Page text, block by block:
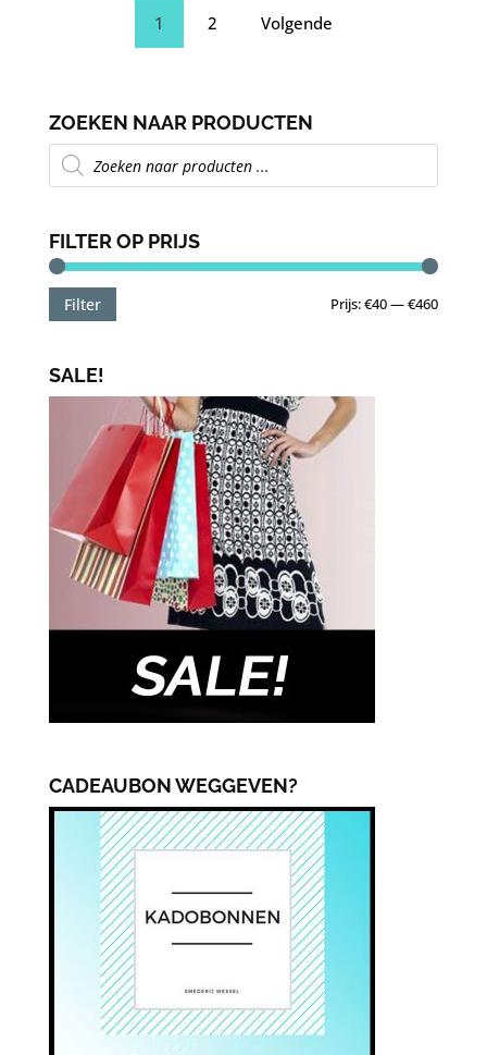
1 2 Volgende
ZOEKEN NAAR PRODUCTEN
Producten
zoeken
FILTER OP PRIJS
Min.
Max.
Filter Prijs:€40—€460
SALE!
CADEAUBON WEGGEVEN?